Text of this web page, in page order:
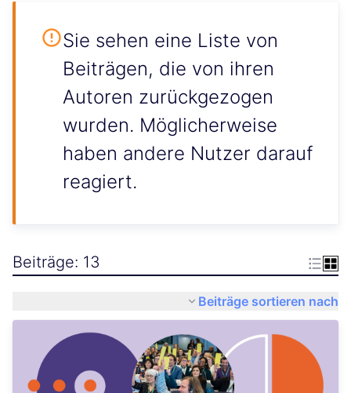
Sie sehen eine Liste von
Beiträgen, die von ihren
Autoren zurückgezogen
wurden. Möglicherweise
haben andere Nutzer darauf
reagiert.
Beiträge: 13
Beiträge sortieren nach